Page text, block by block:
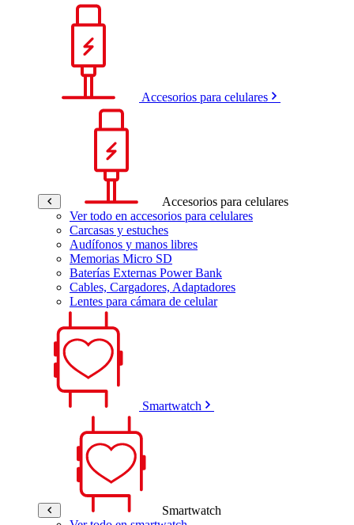
Accesorios para celulares
Accesorios para celulares
Ver todo en accesorios para celulares
Carcasas y estuches
Audífonos y manos libres
Memorias Micro SD
Baterías Externas Power Bank
Cables, Cargadores, Adaptadores
Lentes para cámara de celular
Smartwatch
Smartwatch